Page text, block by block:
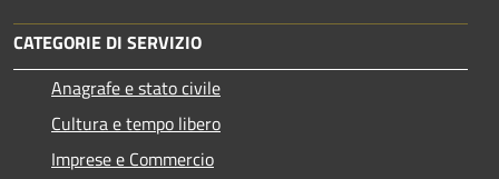
CATEGORIE DI SERVIZIO
Anagrafe e stato civile
Cultura e tempo libero
Imprese e Commercio